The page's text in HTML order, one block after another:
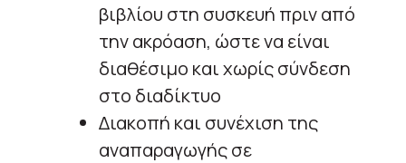
βιβλίου στη συσκευή πριν από
την ακρόαση, ώστε να είναι
διαθέσιμο και χωρίς σύνδεση
στο διαδίκτυο
Διακοπή και συνέχιση της
αναπαραγωγής σε